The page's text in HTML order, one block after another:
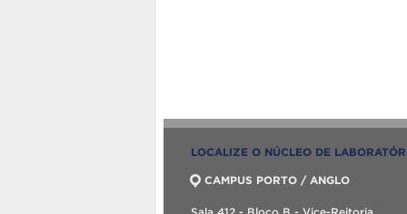
LOCALIZE O NÚCLEO DE
CAMPUS PORTO / ANGLO